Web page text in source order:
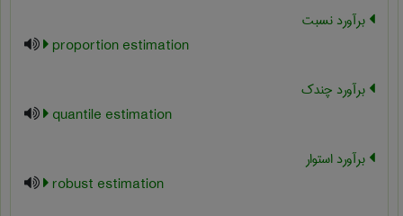
برآورد نسبت
proportion estimation
برآورد چندک
quantile estimation
برآورد استوار
robust estimation